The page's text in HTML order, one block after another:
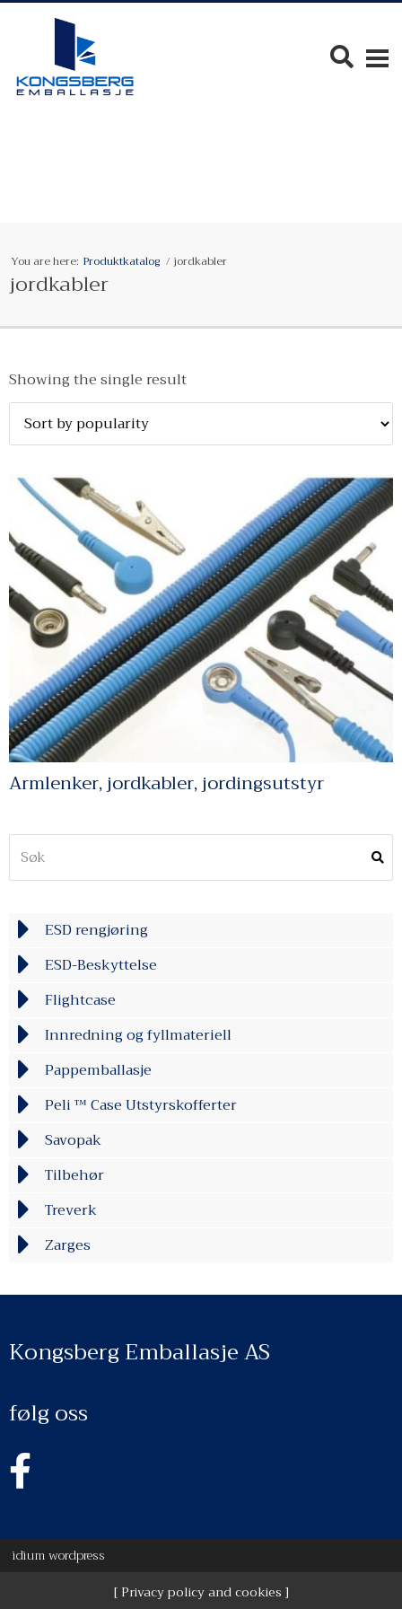
You are here: Produktkatalog jordkabler
jordkabler
Showing the single result
Armlenker, jordkabler, jordingsutstyr
ESD rengjøring
ESD-Beskyttelse
Flightcase
Innredning og fyllmateriell
Pappemballasje
Peli ™ Case Utstyrskofferter
Savopak
Tilbehør
Treverk
Zarges
Kongsberg Emballasje AS
følg oss
idiumwordpress
Privacy policy and cookies